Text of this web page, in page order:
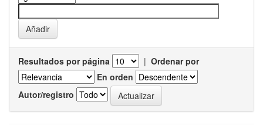
Resultados por página | Ordenar por
En orden
Autor/registro